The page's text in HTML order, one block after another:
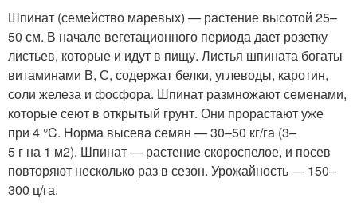
Шпинат (семейство маревых) — растение высотой 25–
50 см. В начале вегетационного периода дает розетку
листьев, которые и идут в пищу. Листья шпината богаты
витаминами В, С, содержат белки, углеводы, каротин,
соли железа и фосфора. Шпинат размножают семенами,
которые сеют в открытый грунт. Они прорастают уже
при 4 °C. Норма высева семян — 30–50 кг/га (3–
5 г на 1 м2). Шпинат — растение скороспелое, и посев
повторяют несколько раз в сезон. Урожайность — 150–
300 ц/га.